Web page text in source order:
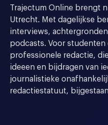
Trajectum Online brengt
Utrecht. Met dagelijkse
interviews,
podcasts. Voor studenten
professionele redactie,
ideeen en bijdragen van
journalistieke
redactiestatuut,